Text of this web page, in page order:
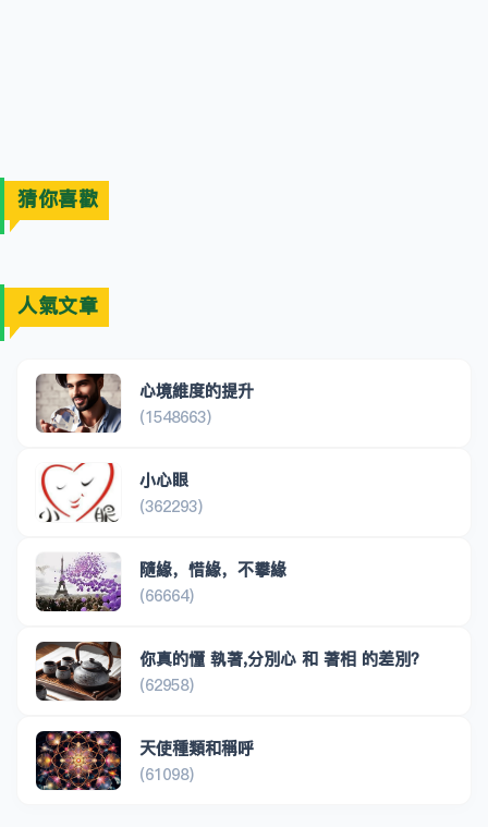
猜你喜歡
人氣文章
心境維度的提升
(1548663)
小心眼
(362293)
隨緣，惜緣，不攀緣
(66664)
你真的懂 執著,分別心 和 著相 的差別？
(62958)
天使種類和稱呼
(61098)